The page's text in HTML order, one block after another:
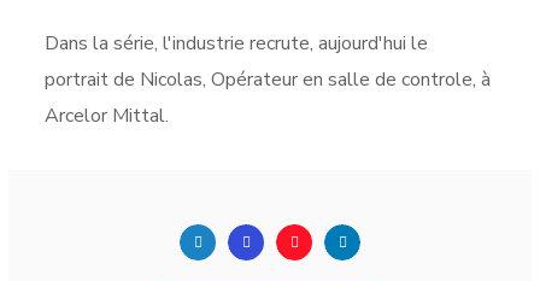
Dans la série, l'industrie recrute, aujourd'hui le
portrait de Nicolas, Opérateur en salle de controle, à
Arcelor Mittal.